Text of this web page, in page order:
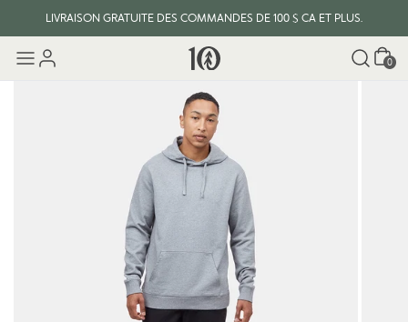
LIVRAISON GRATUITE DES COMMANDES DE 100 $ CA ET PLUS.
Panier
0